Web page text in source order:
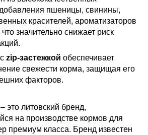
пшеницы, свинины,
красителей, ароматизаторов
значительно снижает риск
zip-застежкой обеспечивает
свежести корма, защищая его
факторов.
это литовский бренд,
на производстве кормов для
премиум класса. Бренд известен